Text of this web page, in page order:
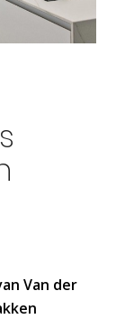
Van der